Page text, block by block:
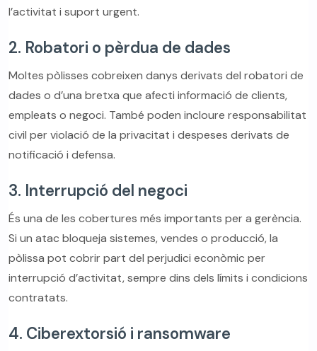
l’activitat i suport urgent.
2. Robatori o pèrdua de dades
Moltes pòlisses cobreixen danys derivats del robatori de
dades o d’una bretxa que afecti informació de clients,
empleats o negoci. També poden incloure responsabilitat
civil per violació de la privacitat i despeses derivats de
notificació i defensa.
3. Interrupció del negoci
És una de les cobertures més importants per a gerència.
Si un atac bloqueja sistemes, vendes o producció, la
pòlissa pot cobrir part del perjudici econòmic per
interrupció d’activitat, sempre dins dels límits i condicions
contratats.
4. Ciberextorsió i ransomware